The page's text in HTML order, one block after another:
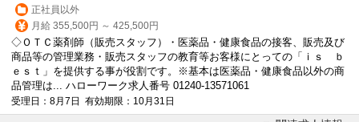
正社員以外
月給 355,500円 ～ 425,500円
◇ＯＴＣ薬剤師（販売スタッフ）・医薬品・健康食品の接客、販売及び
商品等の管理業務・販売スタッフの教育等お客様にとっての「ｉｓ ｂ
ｅｓｔ」を提供する事が役割です。※基本は医薬品・健康食品以外の商
品管理は... ハローワーク求人番号 01240-13571061
受理日：8月7日 有効期限：10月31日